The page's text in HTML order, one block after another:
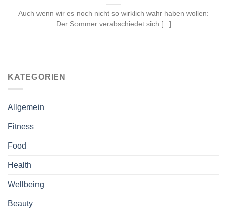
KATEGORIEN
Allgemein
Fitness
Food
Health
Wellbeing
Beauty
Auch wenn wir es noch nicht so wirklich wahr haben wollen:
Der Sommer verabschiedet sich [...]